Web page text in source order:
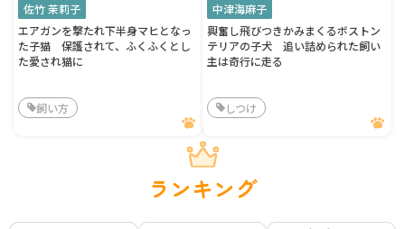
佐竹 茉莉子
エアガンを撃たれ下半身マヒとなっ
た子猫 保護されて、ふくふくとし
た愛され猫に
飼い方
中津海麻子
興奮し飛びつきかみまくるボストン
テリアの子犬 追い詰められた飼い
主は奇行に走る
しつけ
ランキング